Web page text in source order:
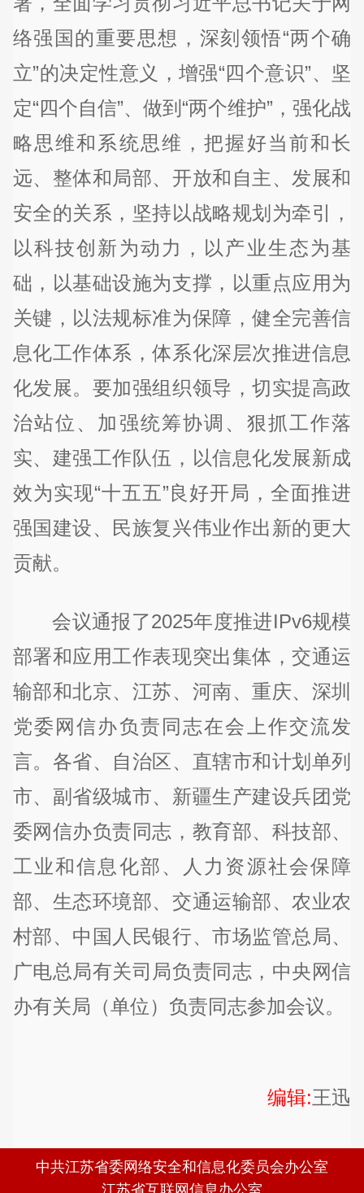
络强国的重要思想，深刻领悟“两个确
立”的决定性意义，增强“四个意识”、坚
定“四个自信”、做到“两个维护”，强化战
略思维和系统思维，把握好当前和长
远、整体和局部、开放和自主、发展和
安全的关系，坚持以战略规划为牵引，
以科技创新为动力，以产业生态为基
础，以基础设施为支撑，以重点应用为
关键，以法规标准为保障，健全完善信
息化工作体系，体系化深层次推进信息
化发展。要加强组织领导，切实提高政
治站位、加强统筹协调、狠抓工作落
实、建强工作队伍，以信息化发展新成
效为实现“十五五”良好开局，全面推进
强国建设、民族复兴伟业作出新的更大
贡献。
会议通报了2025年度推进IPv6规模
部署和应用工作表现突出集体，交通运
输部和北京、江苏、河南、重庆、深圳
党委网信办负责同志在会上作交流发
言。各省、自治区、直辖市和计划单列
市、副省级城市、新疆生产建设兵团党
委网信办负责同志，教育部、科技部、
工业和信息化部、人力资源社会保障
部、生态环境部、交通运输部、农业农
村部、中国人民银行、市场监管总局、
广电总局有关司局负责同志，中央网信
办有关局（单位）负责同志参加会议。
编辑:王迅
中共江苏省委网络安全和信息化委员会办公室